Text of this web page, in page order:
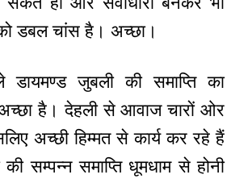
डबल चांस है। अच्छा।
डायमण्ड जुबली की समाप्ति का
अच्छा है। देहली से आवाज चारों ओर
अच्छी हिम्मत से कार्य कर रहे हैं
सम्पन्न समाप्ति धूमधाम से होनी